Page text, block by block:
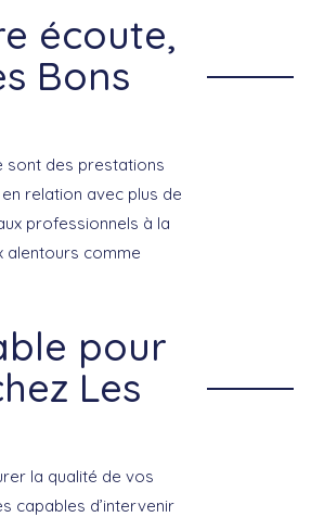
écoute,
Bons
sont des prestations
relation avec plus de
professionnels à la
alentours comme
pour
Les
la qualité de vos
capables d’intervenir